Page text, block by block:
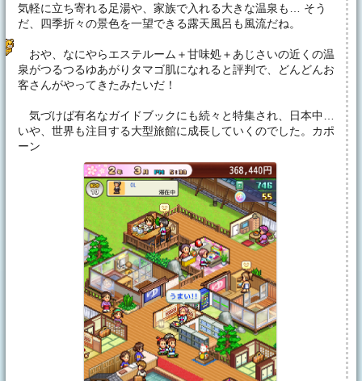
気軽に立ち寄れる足湯や、家族で入れる大きな温泉も… そう
だ、四季折々の景色を一望できる露天風呂も風流だね。
おや、なにやらエステルーム＋甘味処＋あじさいの近くの温
泉がつるつるゆあがりタマゴ肌になれると評判で、どんどんお
客さんがやってきたみたいだ！
気づけば有名なガイドブックにも続々と特集され、日本中…
いや、世界も注目する大型旅館に成長していくのでした。カポ
ーン